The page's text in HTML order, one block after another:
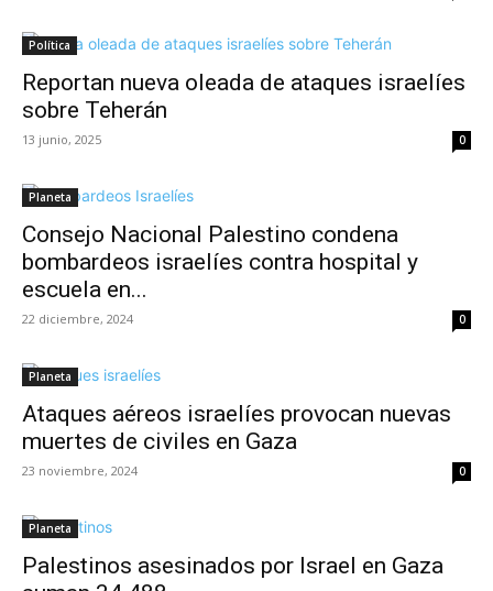
Política
Reportan nueva oleada de ataques israelíes
sobre Teherán
13 junio, 2025 0
Planeta
Consejo Nacional Palestino condena
bombardeos israelíes contra hospital y
escuela en...
22 diciembre, 2024 0
Planeta
Ataques aéreos israelíes provocan nuevas
muertes de civiles en Gaza
23 noviembre, 2024 0
Planeta
Palestinos asesinados por Israel en Gaza